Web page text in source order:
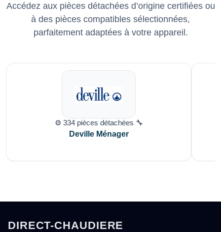
Accédez aux pièces détachées d’origine certifiées ou
à des pièces compatibles sélectionnées,
parfaitement adaptées à votre appareil.
⚙️ 334 pièces détachées 🔧
Deville Ménager
DIRECT-CHAUDIERE